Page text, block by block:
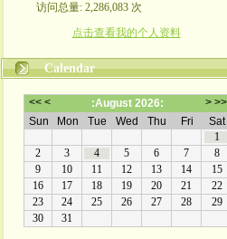
访问总量: 2,286,083 次
点击查看我的个人资料
Calendar